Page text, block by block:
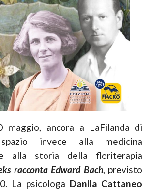
maggio, ancora a LaFilanda di
invece alla medicina
alla storia della floriterapia
racconta Edward Bach, previsto
La psicologa Danila Cattaneo